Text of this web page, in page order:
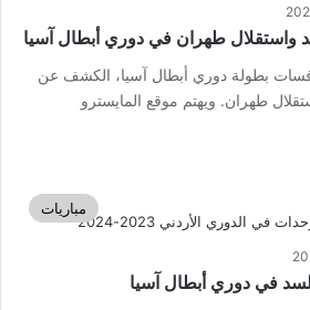
واستقلال طهران في دوري أبطال آسيا
بطولة دوري أبطال آسيا، الكشف عن
طهران. ويهتم موقع المايسترو
مباريات
في دوري أبطال آسيا